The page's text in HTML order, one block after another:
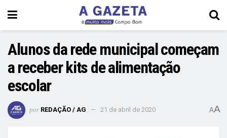
Alunos da rede municipal começam
a receber kits de alimentação
escolar
por REDAÇÃO / AG 21 de abril de 2020 AA